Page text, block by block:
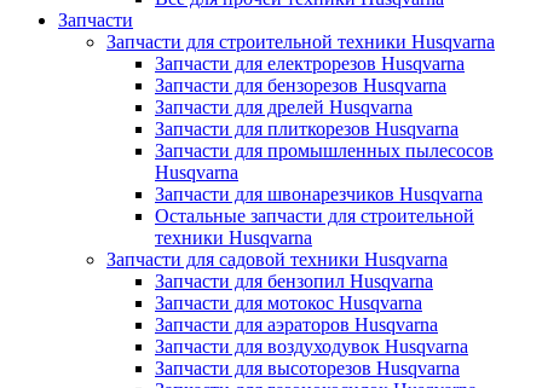
Запчасти
Запчасти для строительной техники Husqvarna
Запчасти для електрорезов Husqvarna
Запчасти для бензорезов Husqvarna
Запчасти для дрелей Husqvarna
Запчасти для плиткорезов Husqvarna
Запчасти для промышленных пылесосов
Husqvarna
Запчасти для швонарезчиков Husqvarna
Остальные запчасти для строительной
техники Husqvarna
Запчасти для садовой техники Husqvarna
Запчасти для бензопил Husqvarna
Запчасти для мотокос Husqvarna
Запчасти для аэраторов Husqvarna
Запчасти для воздуходувок Husqvarna
Запчасти для высоторезов Husqvarna